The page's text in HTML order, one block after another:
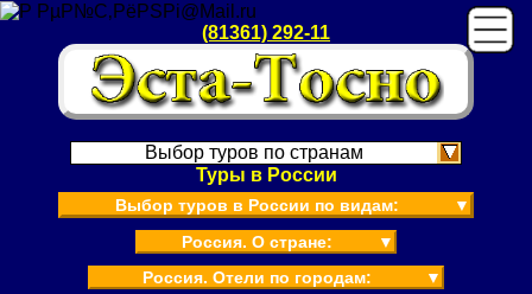
(81361) 292-11
Выбор туров по странам
Туры в России
Выбор туров в России по видам:
▼
Россия. О стране:
▼
Россия. Отели по городам:
▼